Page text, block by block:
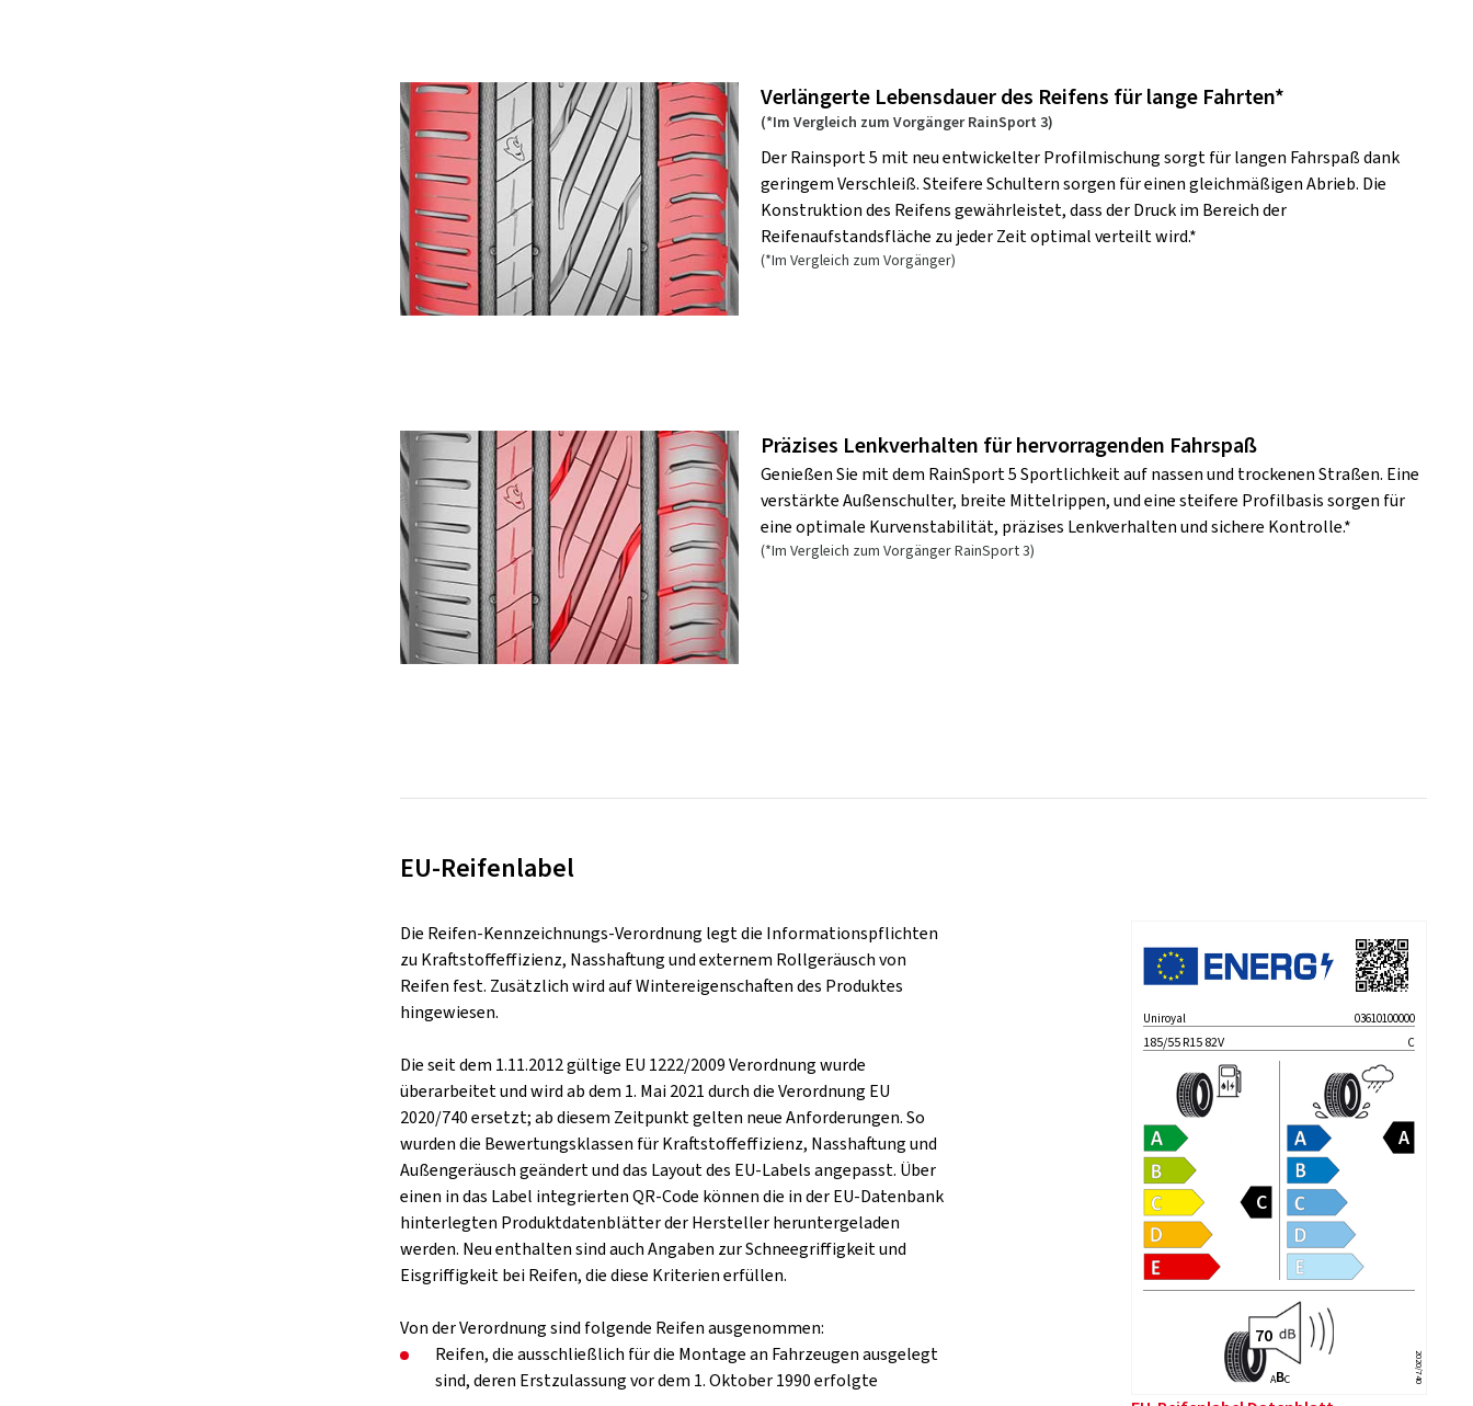
Verlängerte Lebensdauer des Reifens für lange Fahrten*
(*Im Vergleich zum Vorgänger RainSport 3)
Der Rainsport 5 mit neu entwickelter Profilmischung sorgt für langen Fahrspaß dank
geringem Verschleiß. Steifere Schultern sorgen für einen gleichmäßigen Abrieb. Die
Konstruktion des Reifens gewährleistet, dass der Druck im Bereich der
Reifenaufstandsfläche zu jeder Zeit optimal verteilt wird.*
(*Im Vergleich zum Vorgänger)
Präzises Lenkverhalten für hervorragenden Fahrspaß
Genießen Sie mit dem RainSport 5 Sportlichkeit auf nassen und trockenen Straßen. Eine
verstärkte Außenschulter, breite Mittelrippen, und eine steifere Profilbasis sorgen für
eine optimale Kurvenstabilität, präzises Lenkverhalten und sichere Kontrolle.*
(*Im Vergleich zum Vorgänger RainSport 3)
EU-Reifenlabel
Die Reifen-Kennzeichnungs-Verordnung legt die Informationspflichten
zu Kraftstoffeffizienz, Nasshaftung und externem Rollgeräusch von
Reifen fest. Zusätzlich wird auf Wintereigenschaften des Produktes
hingewiesen.
Die seit dem 1.11.2012 gültige EU 1222/2009 Verordnung wurde
überarbeitet und wird ab dem 1. Mai 2021 durch die Verordnung EU
2020/740 ersetzt; ab diesem Zeitpunkt gelten neue Anforderungen. So
wurden die Bewertungsklassen für Kraftstoffeffizienz, Nasshaftung und
Außengeräusch geändert und das Layout des EU-Labels angepasst. Über
einen in das Label integrierten QR-Code können die in der EU-Datenbank
hinterlegten Produktdatenblätter der Hersteller heruntergeladen
werden. Neu enthalten sind auch Angaben zur Schneegriffigkeit und
Eisgriffigkeit bei Reifen, die diese Kriterien erfüllen.
Von der Verordnung sind folgende Reifen ausgenommen:
Reifen, die ausschließlich für die Montage an Fahrzeugen ausgelegt
sind, deren Erstzulassung vor dem 1. Oktober 1990 erfolgte
Uniroyal 03610100000
185/55 R15 82V C
ABC 2020/740